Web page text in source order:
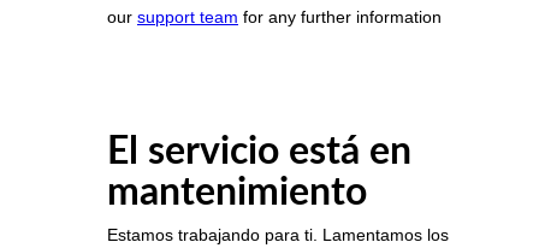
our support team for any further information
El servicio está en
mantenimiento
Estamos trabajando para ti. Lamentamos los